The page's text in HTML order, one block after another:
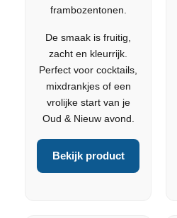
frambozentonen.
De smaak is fruitig,
zacht en kleurrijk.
Perfect voor cocktails,
mixdrankjes of een
vrolijke start van je
Oud & Nieuw avond.
Bekijk product